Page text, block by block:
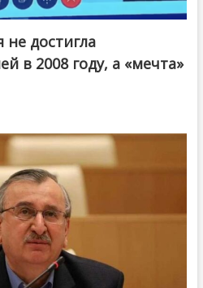
не достигла
в 2008 году, а «мечта»